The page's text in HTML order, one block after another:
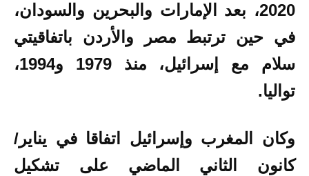
2020، بعد الإمارات والبحرين والسودان،
في حين ترتبط مصر والأردن باتفاقيتي
سلام مع إسرائيل، منذ 1979 و1994،
تواليا.
وكان المغرب وإسرائيل اتفاقا في يناير/
كانون الثاني الماضي على تشكيل